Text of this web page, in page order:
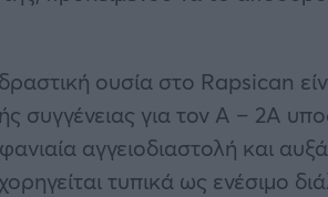
ουσία στο Rapsican
συγγένειας για τον A – 2A
αγγειοδιαστολή και
τυπικά ως ενέσιμο